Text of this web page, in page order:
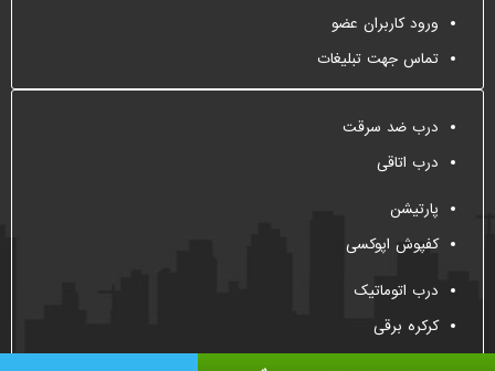
ورود کاربران عضو
تماس جهت تبلیغات
درب ضد سرقت
درب اتاقی
پارتیشن
کفپوش اپوکسی
درب اتوماتیک
کرکره برقی